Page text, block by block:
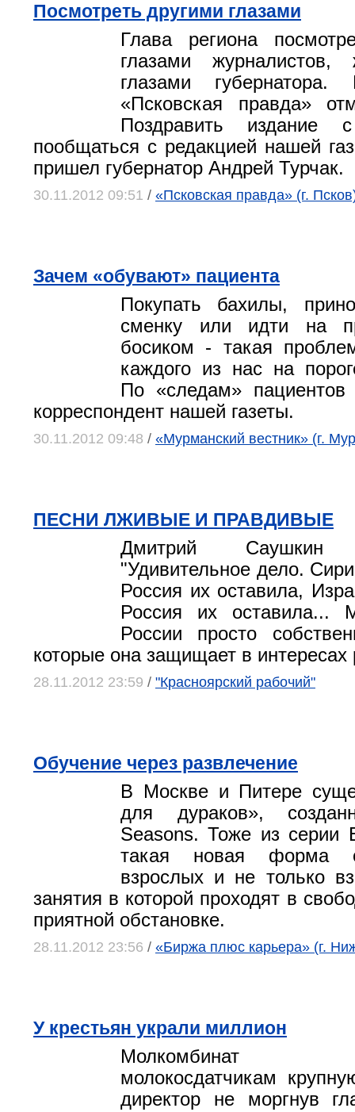
Посмотреть другими глазами
Глава региона
глазами журналистов,
глазами
«Псковская правда»
Поздравить
пообщаться с редакцией нашей
пришел губернатор Андрей Турчак.
30.11.2012 09:51 / «Псковская правда» (г.
Зачем «обувают» пациента
Покупать бахилы,
сменку или идти на
босиком - такая
каждого из нас на
По «следам» пациентов
корреспондент нашей газеты.
30.11.2012 09:48 / «Мурманский вестник» (г.
ПЕСНИ ЛЖИВЫЕ И ПРАВДИВЫЕ
Дмитрий Саушкин
"Удивительное дело.
Россия их оставила,
Россия их оставила...
России просто
которые она защищает в интересах
28.11.2012 23:59 / "Красноярский рабочий"
Обучение через развлечение
В Москве и Питере
для дураков»,
Seasons. Тоже из серии
такая новая форма
взрослых и не только
занятия в которой проходят в
приятной обстановке.
28.11.2012 23:56 / «Биржа плюс карьера» (г.
У крестьян украли миллион
Молкомбинат
молокосдатчикам
директор не моргнув